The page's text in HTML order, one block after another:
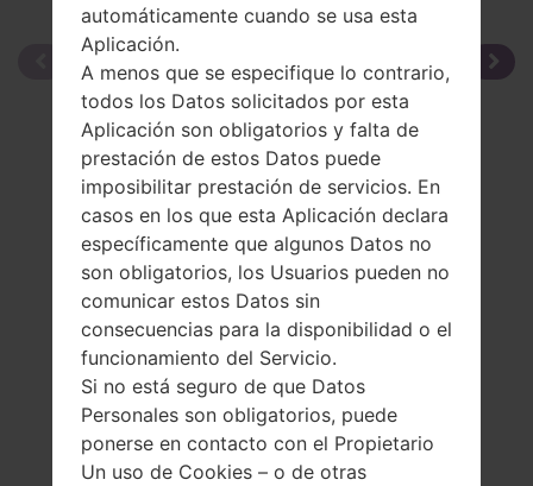
automáticamente cuando se usa esta
Aplicación.
A menos que se especifique lo contrario,
todos los Datos solicitados por esta
Aplicación son obligatorios y falta de
prestación de estos Datos puede
imposibilitar prestación de servicios. En
casos en los que esta Aplicación declara
específicamente que algunos Datos no
son obligatorios, los Usuarios pueden no
comunicar estos Datos sin
consecuencias para la disponibilidad o el
funcionamiento del Servicio.
Si no está seguro de que Datos
Personales son obligatorios, puede
ponerse en contacto con el Propietario
Un uso de Cookies – o de otras